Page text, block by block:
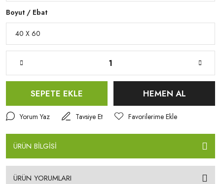
Boyut / Ebat
SEPETE EKLE HEMEN AL
Yorum Yaz Tavsiye Et
ÜRÜN BİLGİSİ
ÜRÜN YORUMLARI